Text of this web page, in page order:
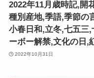
2022年11月歳時記,開
種別産地,季語,季節の
小春日和,立冬,七五三
ーボー解禁,文化の日,
2022年10月31日